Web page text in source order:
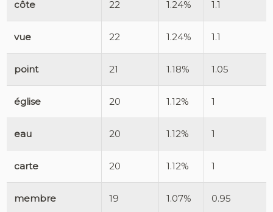
côte 22 1.24% 1.1
vue 22 1.24% 1.1
point 21 1.18% 1.05
église 20 1.12% 1
eau 20 1.12% 1
carte 20 1.12% 1
membre 19 1.07% 0.95